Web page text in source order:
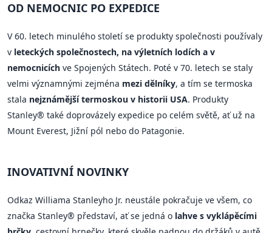
OD NEMOCNIC PO EXPEDICE
V 60. letech minulého století se produkty společnosti používaly
v leteckých společnostech, na výletních lodích a v
nemocnicích ve Spojených Státech. Poté v 70. letech se staly
velmi významnými zejména mezi dělníky, a tím se termoska
stala nejznámější termoskou v historii USA. Produkty
Stanley® také doprovázely expedice po celém světě, ať už na
Mount Everest, Jižní pól nebo do Patagonie.
INOVATIVNÍ NOVINKY
Odkaz Williama Stanleyho Jr. neustále pokračuje ve všem, co
značka Stanley® představí, ať se jedná o lahve s vyklápěcími